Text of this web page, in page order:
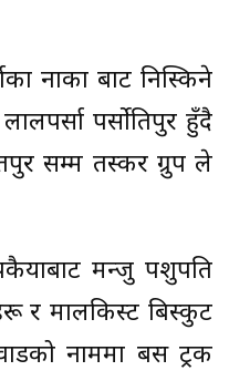
नाका बाट निस्किने
पर्सोतिपुर हुँदै
सम्म तस्कर ग्रुप ले
मन्जु पशुपति
र मालकिस्ट बिस्कुट
नाममा बस ट्रक